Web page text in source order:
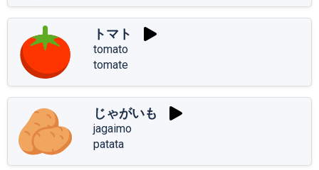
トマト
tomato
tomate
じゃがいも
jagaimo
patata